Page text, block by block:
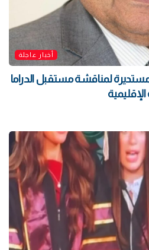
أخبار عاجلة
مستديرة لمناقشة مستقبل الدراما